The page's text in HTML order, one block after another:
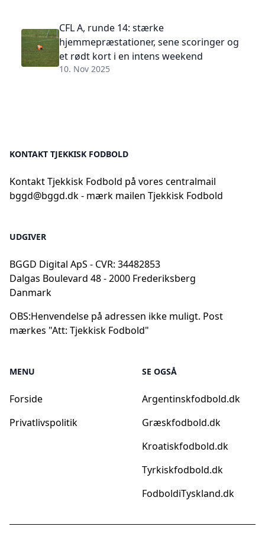
CFL A, runde 14: stærke
hjemmepræstationer, sene scoringer og
et rødt kort i en intens weekend
10. Nov 2025
KONTAKT TJEKKISK FODBOLD
Kontakt Tjekkisk Fodbold på vores centralmail
bggd@bggd.dk- mærk mailen Tjekkisk Fodbold
UDGIVER
BGGD Digital ApS - CVR: 34482853
Dalgas Boulevard 48 - 2000 Frederiksberg
Danmark
OBS:Henvendelse på adressen ikke muligt. Post
mærkes "Att: Tjekkisk Fodbold"
MENU
Forside
Privatlivspolitik
SE OGSÅ
Argentinskfodbold.dk
Græskfodbold.dk
Kroatiskfodbold.dk
Tyrkiskfodbold.dk
FodboldiTyskland.dk